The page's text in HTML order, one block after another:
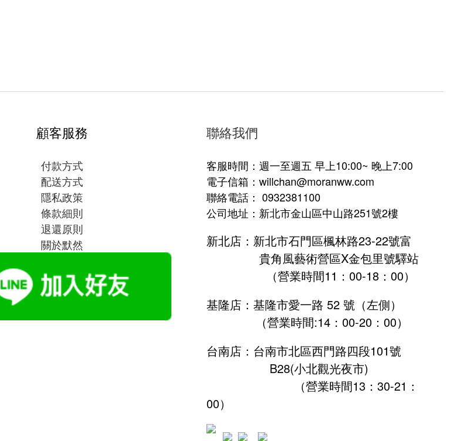
顧客服務
付款方式
配送方式
隱私政策
條款細則
退還原則
關於默然
聯絡我們
客服時間：週一至週五 早上10:00~ 晚上7:00
電子信箱：willchan@moranww.com
聯絡電話： 0932381100
公司地址：新北市金山區中山路251號2樓
新北店：新北市石門區楓林路23-22號富
貴角風藝術營區X金包里號驛站
（營業時間11：00-18：00）
基隆店：基隆市愛一路 52 號（左側）
（營業時間:14：00-20：00）
台南店：台南市北區西門路四段101號
B28(小北觀光夜市)
（營業時間13：30-21：
00）